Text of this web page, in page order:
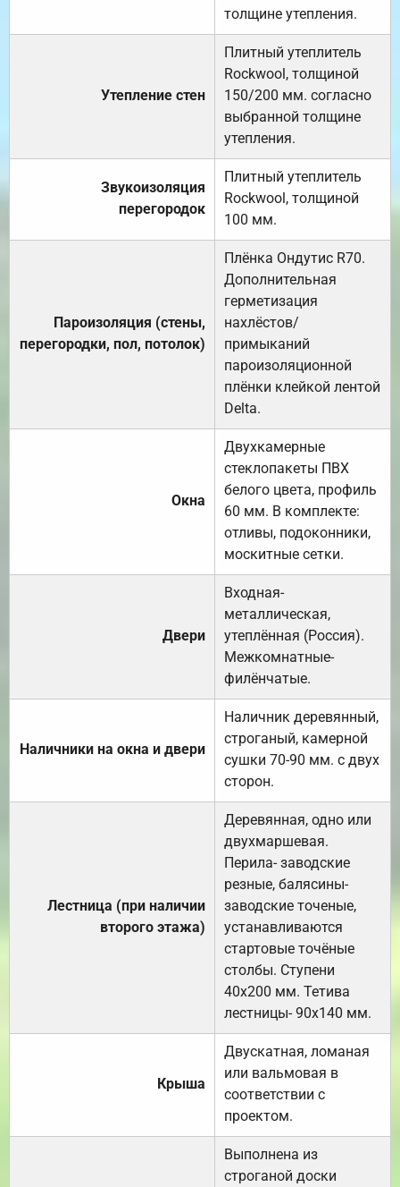
толщине утепления.
Утепление стен
Плитный утеплитель
Rockwool, толщиной
150/200 мм. согласно
выбранной толщине
утепления.
Звукоизоляция
перегородок
Плитный утеплитель
Rockwool, толщиной
100 мм.
Пароизоляция (стены,
перегородки, пол, потолок)
Плёнка Ондутис R70.
Дополнительная
герметизация
нахлёстов/
примыканий
пароизоляционной
плёнки клейкой лентой
Delta.
Окна
Двухкамерные
стеклопакеты ПВХ
белого цвета, профиль
60 мм. В комплекте:
отливы, подоконники,
москитные сетки.
Двери
Входная-
металлическая,
утеплённая (Россия).
Межкомнатные-
филёнчатые.
Наличники на окна и двери
Наличник деревянный,
строганый, камерной
сушки 70-90 мм. с двух
сторон.
Лестница (при наличии
второго этажа)
Деревянная, одно или
двухмаршевая.
Перила- заводские
резные, балясины-
заводские точеные,
устанавливаются
стартовые точёные
столбы. Ступени
40х200 мм. Тетива
лестницы- 90х140 мм.
Крыша
Двускатная, ломаная
или вальмовая в
соответствии с
проектом.
Выполнена из
строганой доски